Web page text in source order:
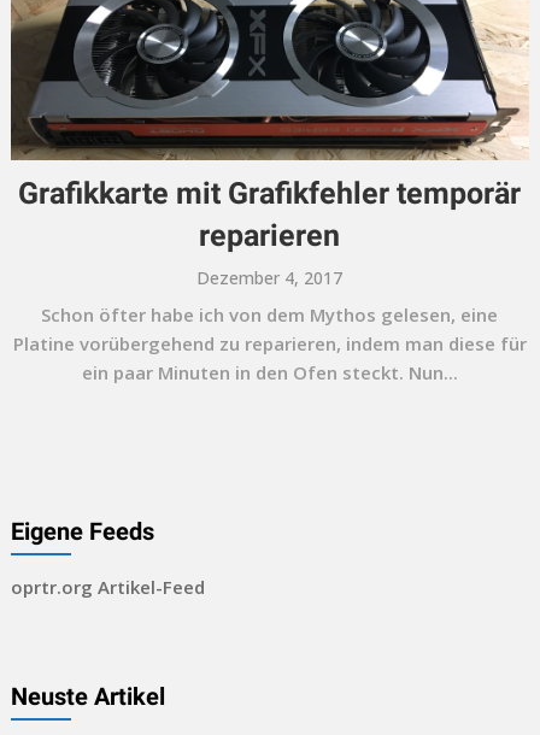
Grafikkarte mit Grafikfehler temporär
reparieren
Dezember 4, 2017
Schon öfter habe ich von dem Mythos gelesen, eine
Platine vorübergehend zu reparieren, indem man diese für
ein paar Minuten in den Ofen steckt. Nun...
Eigene Feeds
oprtr.org Artikel-Feed
Neuste Artikel